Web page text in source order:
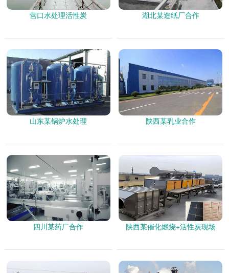
营口水处理活性炭 湖北某造纸厂合作
山东某锅炉水处理 陕西某乳业合作
四川某药厂合作 陕西某催化燃烧+活性炭现场